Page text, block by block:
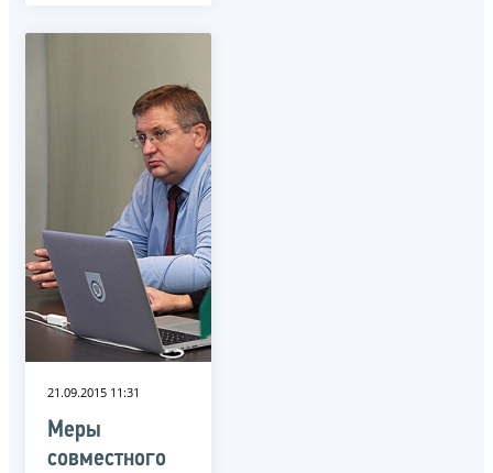
21.09.2015 11:31
Меры
совместного